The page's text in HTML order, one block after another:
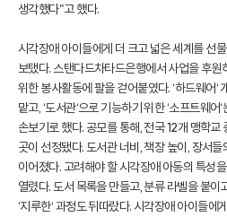
생각했다"고 했다.
시각장애 아이들에게 더 크고 넓은 세계를 선
보탰다. 스탠다드차타드은행에서 사업을 후
위한 봉사활동에 팔을 걷어붙였다. ‘하드웨어‘
맡고, ‘도서관‘으로 기능하기 위한 ‘소프트웨
손보기로 했다. 공모를 통해, 전국 12개 맹학
곳이 선정됐다. 도서관 너비, 책장 높이, 장서
이어졌다. 고려해야 할 시각장애 아동의 특성
열렸다. 도서 목록을 만들고, 분류 라벨을 붙이
‘지루한‘ 과정도 뒤따랐다. 시각장애 아이들